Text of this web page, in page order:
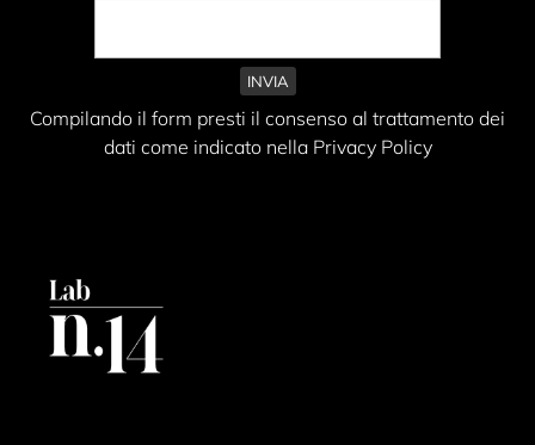
Compilando il form presti il consenso al trattamento dei
dati come indicato nella Privacy Policy